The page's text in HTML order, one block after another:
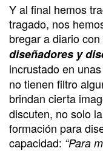
Y al final hemos
tragado, nos
bregar a diario
diseñadores y
incrustado en
no tienen filtro
brindan cierta
discuten, no solo
formación para
capacidad: “Para